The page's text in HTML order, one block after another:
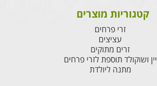
קטגוריות מוצרים
זרי פרחים
עציצים
זרים מתוקים
יין ושוקולד תוספת לזרי פרחים
מתנה ליולדת